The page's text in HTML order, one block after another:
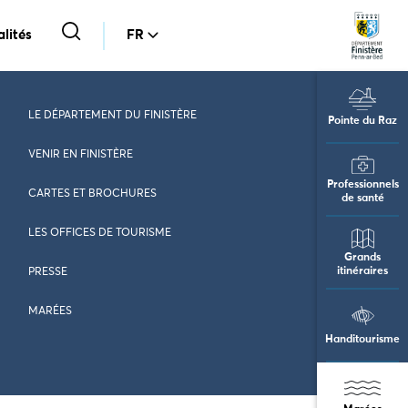
FR
Pointe du Raz
Professionnels
de santé
Grands
itinéraires
Handitourisme
LE DÉPARTEMENT DU FINISTÈRE
VENIR EN FINISTÈRE
CARTES ET BROCHURES
LES OFFICES DE TOURISME
PRESSE
MARÉES